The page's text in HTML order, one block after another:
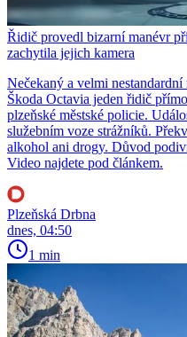
Řidič provedl bizarní manévr
zachytila jejich kamera
Nečekaný a velmi
Škoda Octavia jeden řidič
plzeňské městské policie.
služebním voze strážníků.
alkohol ani drogy. Důvod
Video najdete pod článkem.
Plzeňská Drbna
dnes, 04:50
1 min